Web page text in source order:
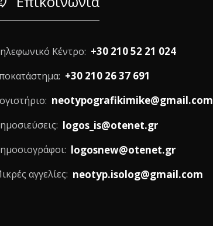
Κέντρο: +30 210 52 21 024
+30 210 26 37 691
neotypografikimike@gmail.com
logos_is@otenet.gr
logosnew@otenet.gr
αγγελίες: neotyp.isolog@gmail.com